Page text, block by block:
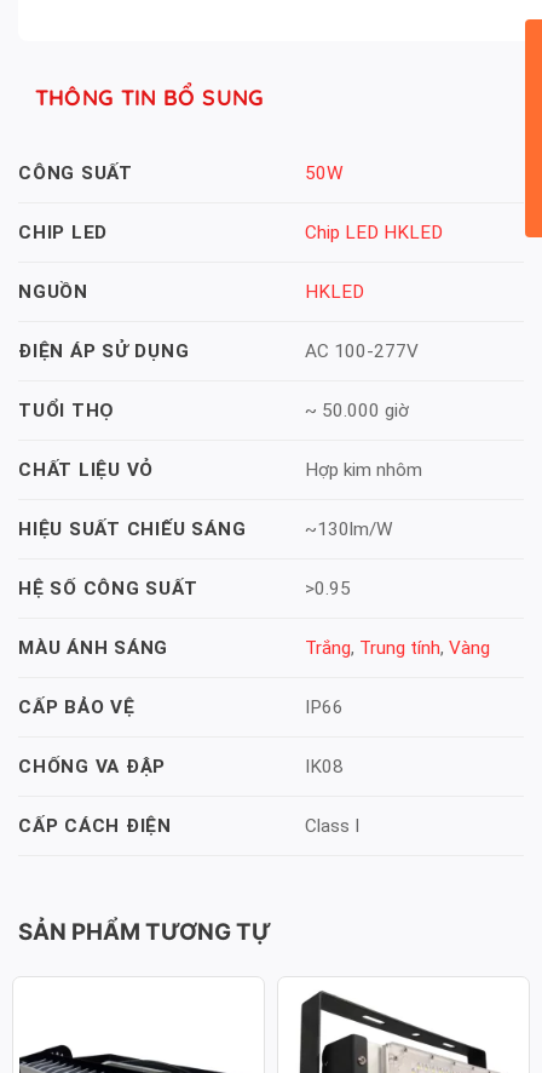
THÔNG TIN BỔ SUNG
CÔNG SUẤT 50W
CHIP LED Chip LED HKLED
NGUỒN HKLED
ĐIỆN ÁP SỬ DỤNG AC 100-277V
TUỔI THỌ ~ 50.000 giờ
CHẤT LIỆU VỎ Hợp kim nhôm
HIỆU SUẤT CHIẾU SÁNG ~130lm/W
HỆ SỐ CÔNG SUẤT >0.95
MÀU ÁNH SÁNG Trắng, Trung tính, Vàng
CẤP BẢO VỆ IP66
CHỐNG VA ĐẬP IK08
CẤP CÁCH ĐIỆN Class I
SẢN PHẨM TƯƠNG TỰ